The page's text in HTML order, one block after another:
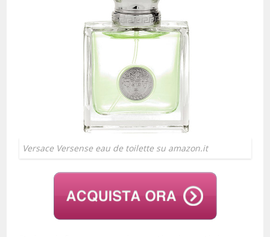
Versace Versense eau de toilette su amazon.it